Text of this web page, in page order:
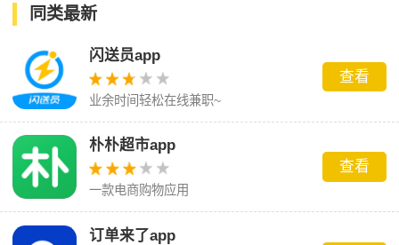
同类最新
闪送员app
业余时间轻松在线兼职~
查看
朴朴超市app
一款电商购物应用
查看
订单来了app